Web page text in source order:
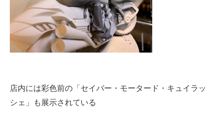
店内には彩色前の「セイバー・モータード・キュイラッ
シェ」も展示されている